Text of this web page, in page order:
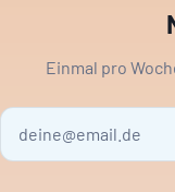
Einmal pro